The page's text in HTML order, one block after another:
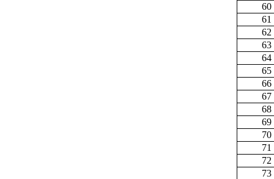
60
61
62
63
64
65
66
67
68
69
70
71
72
73